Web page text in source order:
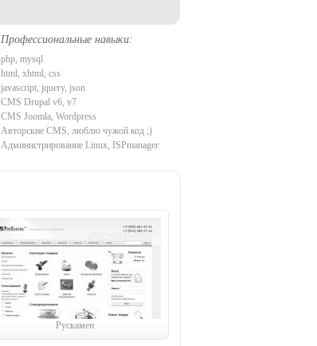
Профессиональные навыки:
php, mysql
html, xhtml, css
javascript, jquery, json
CMS Drupal v6, v7
CMS Joomla, Wordpress
Авторские CMS, люблю чужой код ;)
Администрирование Linux, ISPmanager
Рускамен